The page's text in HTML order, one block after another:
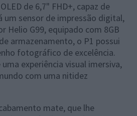
de 6,7" FHD+, capaz de
um sensor de impressão digital,
Helio G99, equipado com 8GB
armazenamento, o P1 possui
fotográfico de excelência.
experiência visual imersiva,
com uma nitidez
mate, que lhe